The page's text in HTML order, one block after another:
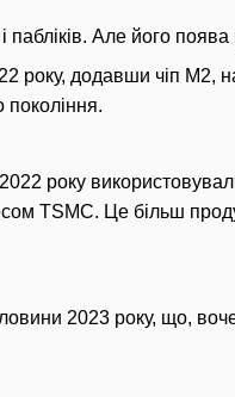
Але його
року, додавши чіп M2,
року
TSMC. Це більш
2023 року, що,